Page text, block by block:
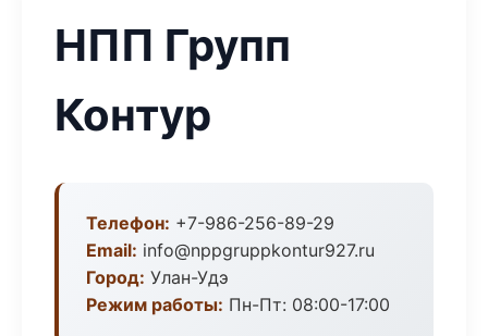
НПП Групп
Контур
Телефон: +7-986-256-89-29
Email: info@nppgruppkontur927.ru
Город: Улан-Удэ
Режим работы: Пн-Пт: 08:00-17:00